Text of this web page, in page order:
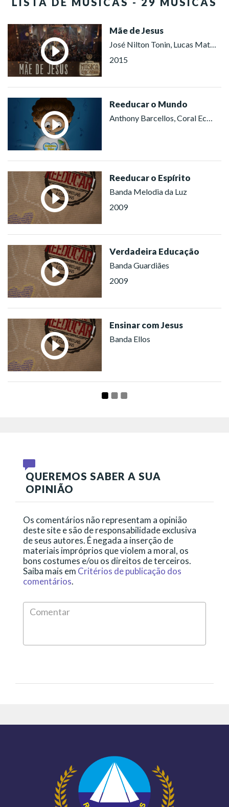
Mãe de Jesus
José Nilton Tonin, Lucas Mattiuzzo, Coral Ecumênico Boa Vontade (Brasília), Coral Ecumênico Boa Vontade (Porto Alegre), Coral Ecumênico Boa Vontade (São Paulo)
2015
Reeducar o Mundo
Anthony Barcellos, Coral Ecumênico Infantojuvenil Boa Vontade (São Paulo)
Reeducar o Espírito
Banda Melodia da Luz
2009
Verdadeira Educação
Banda Guardiães
2009
Ensinar com Jesus
Banda Ellos
QUEREMOS SABER A SUA
OPINIÃO
Os comentários não representam a opinião
deste site e são de responsabilidade exclusiva
de seus autores. É negada a inserção de
materiais impróprios que violem a moral, os
bons costumes e/ou os direitos de terceiros.
Saiba mais em Critérios de publicação dos
comentários.